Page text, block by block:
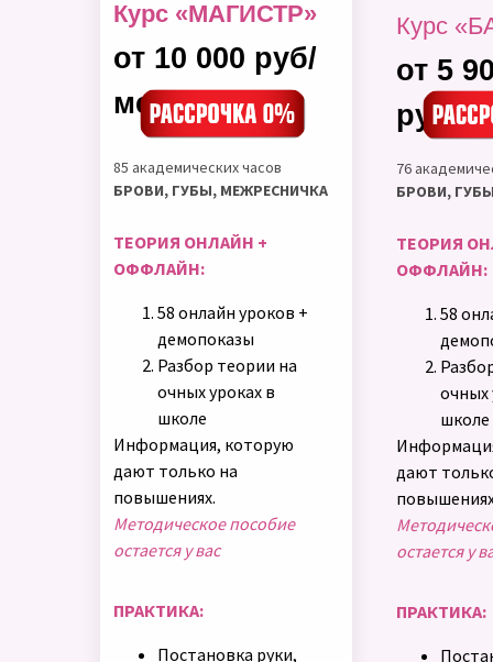
85 академических часов
БРОВИ, ГУБЫ, МЕЖРЕСНИЧКА
Курс «МАГИСТР»
от 10 000 руб/
мес
ТЕОРИЯ ОНЛАЙН +
ОФФЛАЙН:
58 онлайн уроков +
демопоказы
Разбор теории на
очных уроках в
школе
Информация, которую
дают только на
повышениях.
Методическое пособие
остается у вас
ПРАКТИКА:
Постановка руки,
ПРАКТИКА:
ТЕОРИЯ
ОФФЛАЙН:
58
очных
школе
дают
остается у
76
БРОВИ,
Курс
от 5